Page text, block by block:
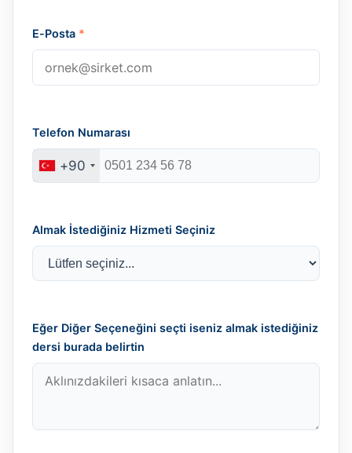
E-Posta *
Telefon Numarası
+90
Almak İstediğiniz Hizmeti Seçiniz
Eğer Diğer Seçeneğini seçti iseniz almak istediğiniz
dersi burada belirtin